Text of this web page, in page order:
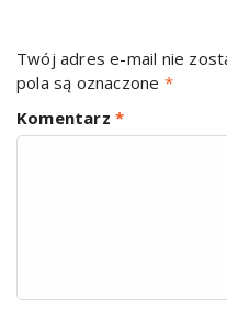
Twój adres e-mail nie
pola są oznaczone *
Komentarz *